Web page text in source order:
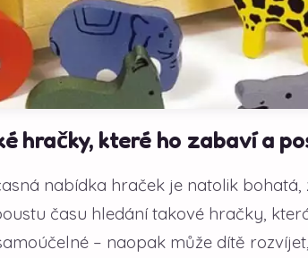
hračky, které ho zabaví a
nabídka hraček je natolik
času hledání takové hračky,
– naopak může dítě